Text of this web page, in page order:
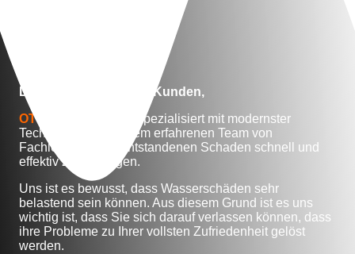
Liebe Kundinnen und Kunden,
OTW
hat sich darauf spezialisiert mit modernster
Technologie und einem erfahrenen Team von
Fachleuten, Ihren entstandenen Schaden schnell und
effektiv zu beseitigen.
Uns ist es bewusst, dass Wasserschäden sehr
belastend sein können. Aus diesem Grund ist es uns
wichtig ist, dass Sie sich darauf verlassen können, dass
ihre Probleme zu Ihrer vollsten Zufriedenheit gelöst
werden.